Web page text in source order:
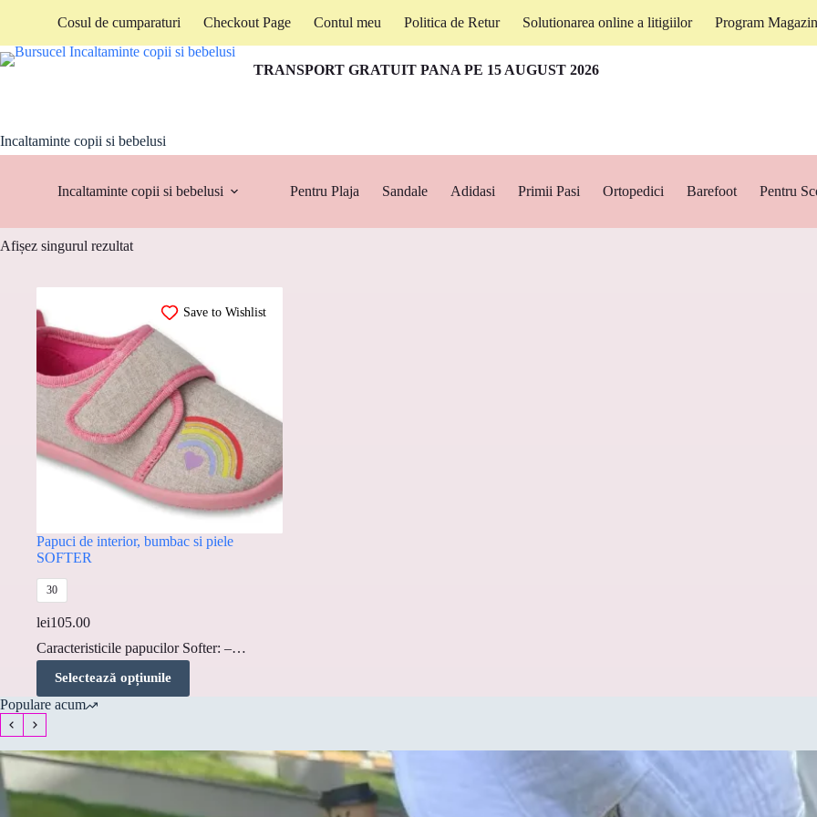
Cosul de cumparaturi Checkout Page Contul meu Politica de Retur Solutionarea online a litigiilor Program
Incaltaminte copii si bebelusi
TRANSPORT GRATUIT PANA PE 15 AUGUST 2026
Incaltaminte copii si bebelusi Pentru Plaja Sandale Adidasi Primii Pasi Ortopedici Barefoot Pentru
Afișez singurul rezultat
Save to Wishlist
Papuci de interior, bumbac si piele
SOFTER
30
lei105.00
Caracteristicile papucilor Softer: –…
Selectează opțiunile
Acest
produs
are
mai
multe
variații.
Opțiunile
pot
fi
Populare acum